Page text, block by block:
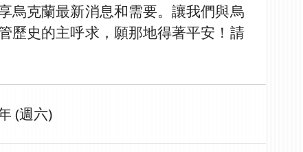
烏克蘭最新消息和需要。讓我們與烏
歷史的主呼求，願那地得著平安！請
(週六)